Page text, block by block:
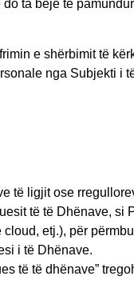
ta bëjë të
e shërbimit të
nga Subjekti i
të ligjit ose
të të Dhënave, si
etj.), për
i të Dhënave.
të të dhënave”